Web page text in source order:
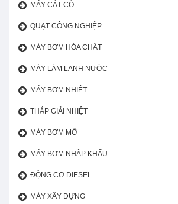
MÁY CẮT CỎ
QUẠT CÔNG NGHIỆP
MÁY BƠM HÓA CHẤT
MÁY LÀM LẠNH NƯỚC
MÁY BƠM NHIỆT
THÁP GIẢI NHIỆT
MÁY BƠM MỠ
MÁY BƠM NHẬP KHẨU
ĐỘNG CƠ DIESEL
MÁY XÂY DỰNG